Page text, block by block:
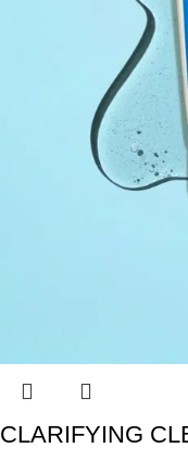
CLARIFYING